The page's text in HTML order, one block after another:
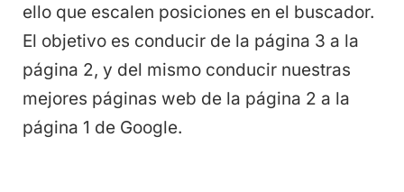
ello que escalen posiciones en el buscador.
El objetivo es conducir de la página 3 a la
página 2, y del mismo conducir nuestras
mejores páginas web de la página 2 a la
página 1 de Google.